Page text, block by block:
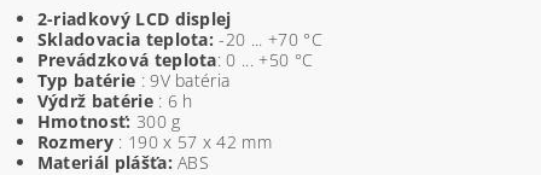
2-riadkový LCD displej
Skladovacia teplota: -20 ... +70 °C
Prevádzková teplota: 0 ... +50 °C
Typ batérie : 9V batéria
Výdrž batérie : 6 h
Hmotnosť: 300 g
Rozmery : 190 x 57 x 42 mm
Materiál plášťa:ABS